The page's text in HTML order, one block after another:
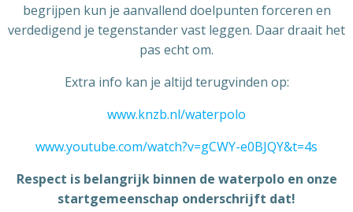
begrijpen kun je aanvallend doelpunten forceren en
verdedigend je tegenstander vast leggen. Daar draait het
pas echt om.
Extra info kan je altijd terugvinden op:
www.knzb.nl/waterpolo
www.youtube.com/watch?v=gCWY-e0BJQY&t=4s
Respect is belangrijk binnen de waterpolo en onze
startgemeenschap onderschrijft dat!